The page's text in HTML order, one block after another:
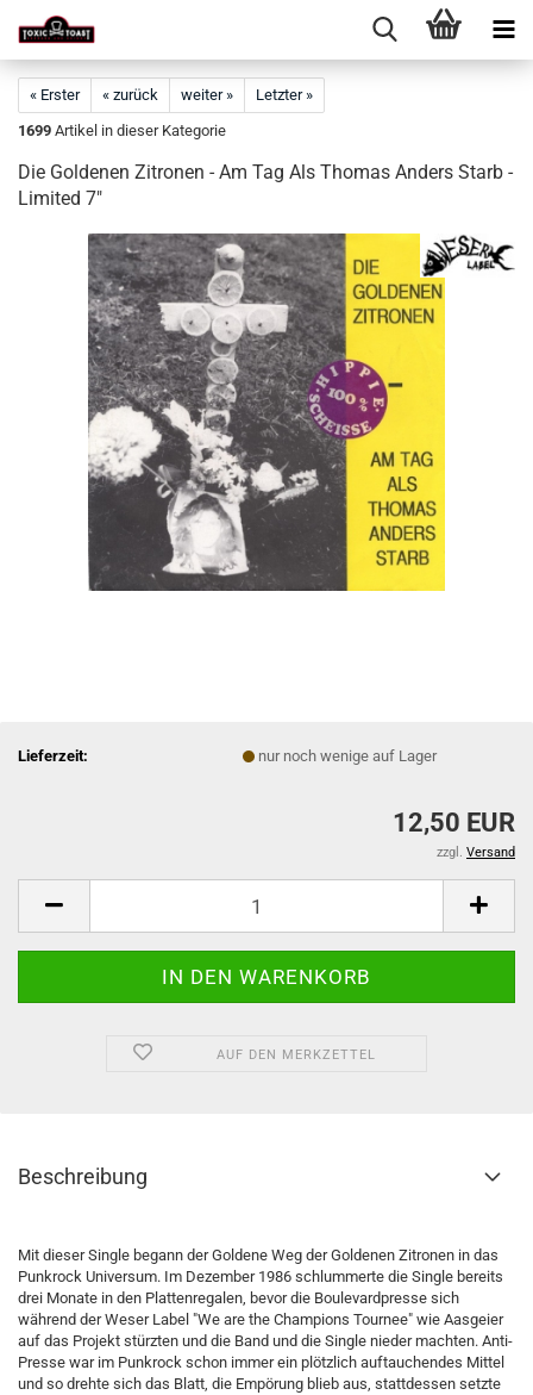
« Erster « zurück weiter »
Letzter »
1699 Artikel in dieser Kategorie
Die Goldenen Zitronen - Am Tag Als Thomas Anders Starb -
Limited 7"
Lieferzeit: nur noch wenige auf Lager
12,50 EUR
zzgl. Versand
AUF DEN MERKZETTEL
Beschreibung
Mit dieser Single begann der Goldene Weg der Goldenen Zitronen in das
Punkrock Universum. Im Dezember 1986 schlummerte die Single bereits
drei Monate in den Plattenregalen, bevor die Boulevardpresse sich
während der Weser Label "We are the Champions Tournee" wie Aasgeier
auf das Projekt stürzten und die Band und die Single nieder machten. Anti-
Presse war im Punkrock schon immer ein plötzlich auftauchendes Mittel
und so drehte sich das Blatt, die Empörung blieb aus, stattdessen setzte